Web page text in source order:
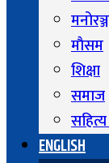
माैसम
शिक्षा
समाज
ENGLISH